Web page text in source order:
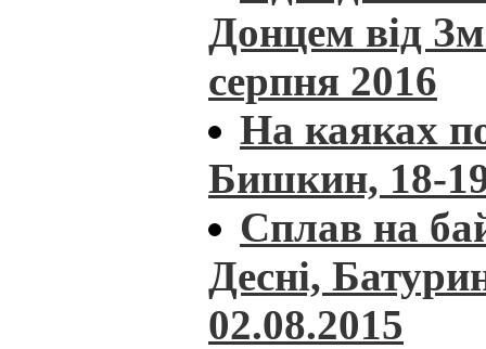
Донцем від
серпня 2016
На каяках
Бишкин, 18-
Сплав на
Десні,
02.08.2015